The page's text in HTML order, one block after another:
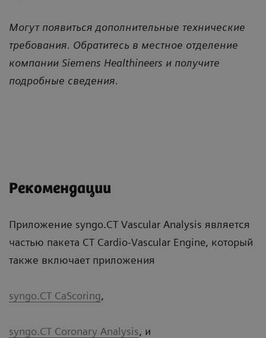
Могут появиться дополнительные технические
требования. Обратитесь в местное отделение
компании Siemens Healthineers и получите
подробные сведения.
Рекомендации
Приложение syngo.CT Vascular Analysis является
частью пакета CT Cardio-Vascular Engine, который
также включает приложения
syngo.CT CaScoring,
syngo.CT Coronary Analysis, и